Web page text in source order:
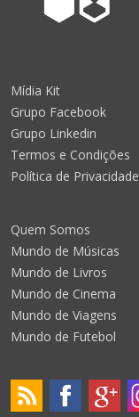
Mídia Kit
Grupo Facebook
Grupo Linkedin
Termos e Condições
Política de Privacidade
Quem Somos
Mundo de Músicas
Mundo de Livros
Mundo de Cinema
Mundo de Viagens
Mundo de Futebol